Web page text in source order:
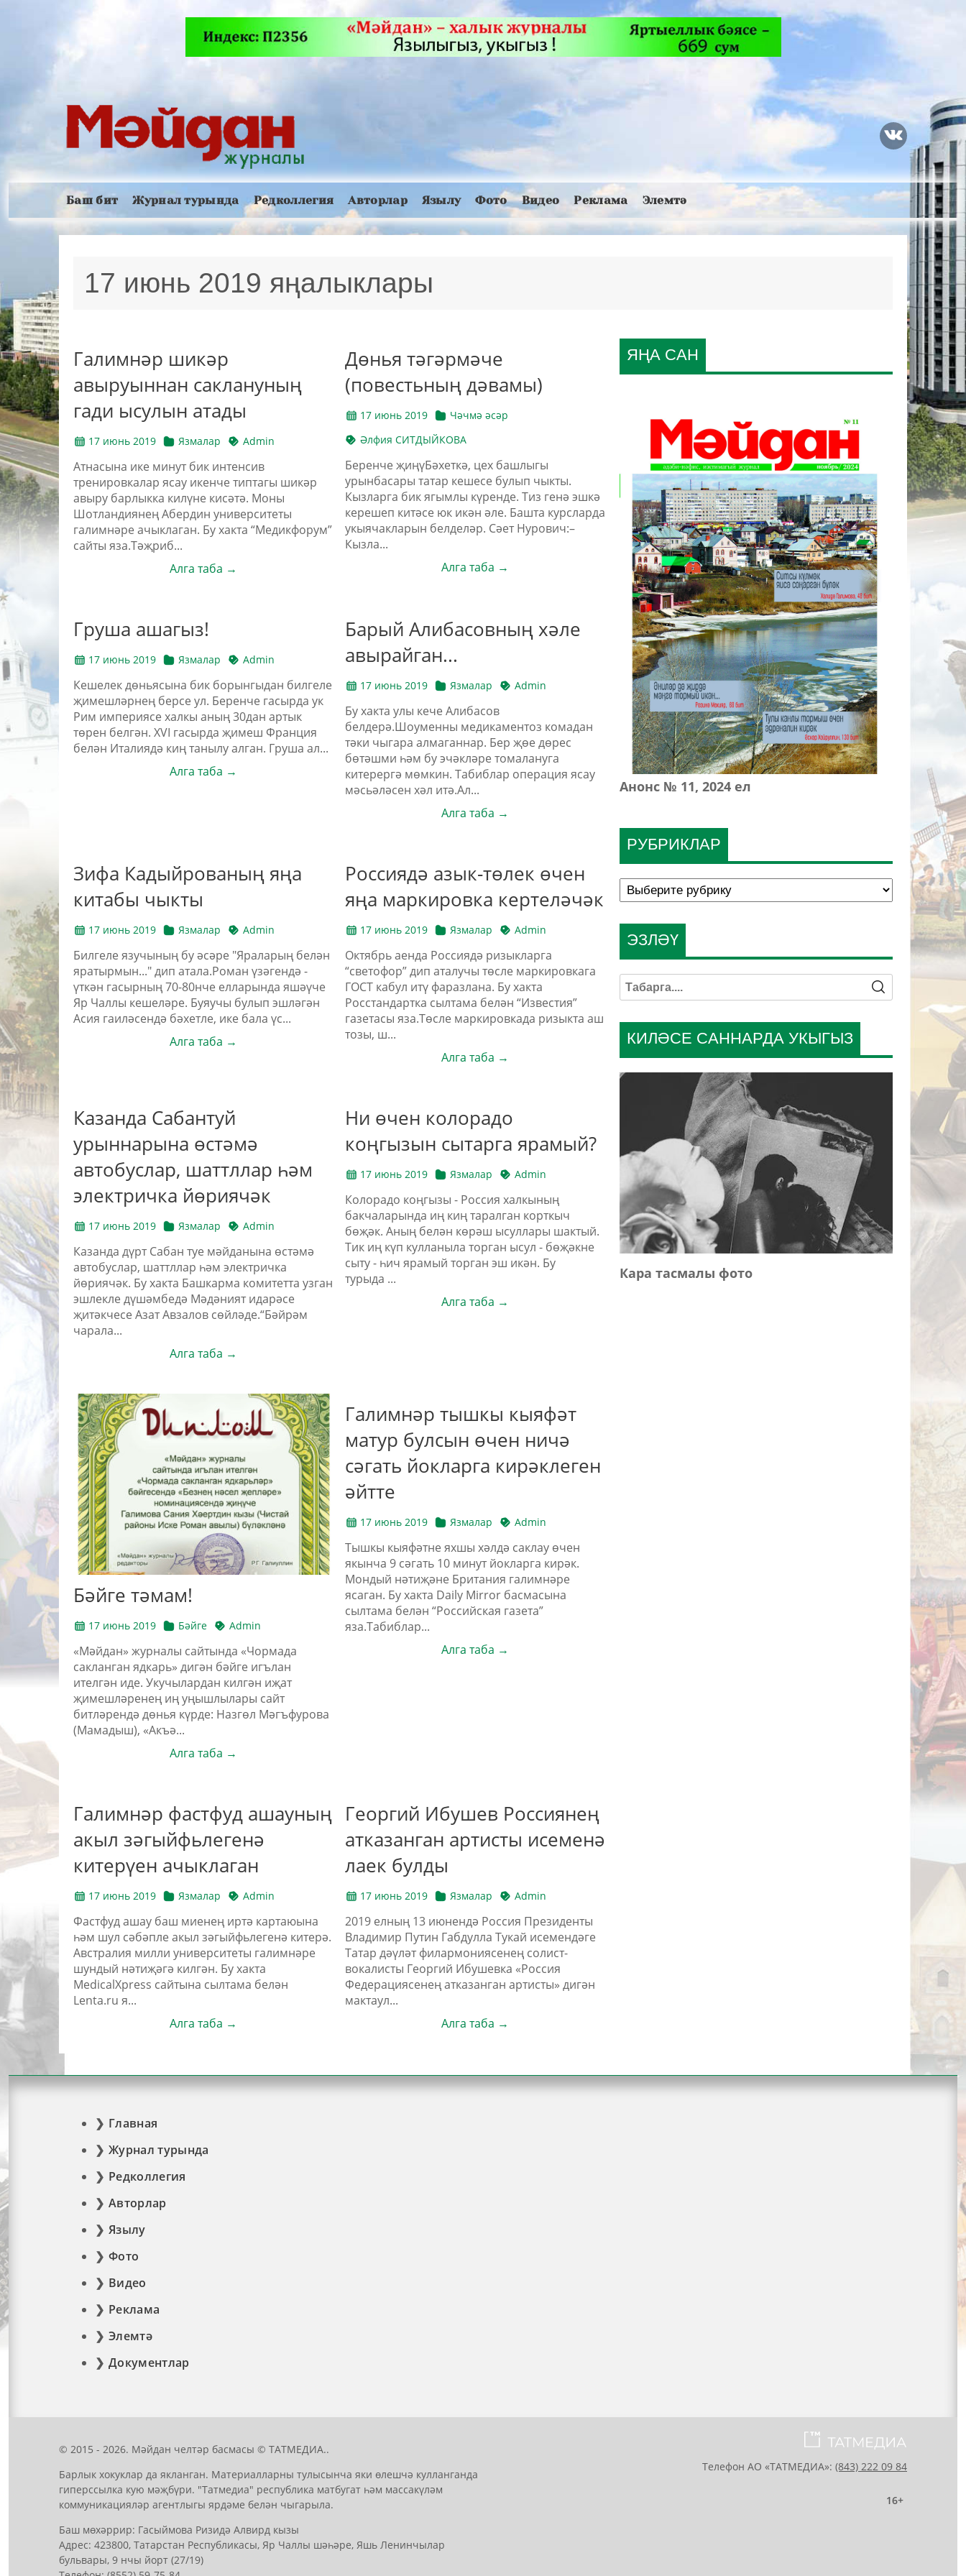
Баш бит Журнал турында Редколлегия Авторлар Язылу Фото Видео Реклама Элемтә
17 июнь 2019 яңалыклары
Галимнәр шикәр
авыруыннан саклануның
гади ысулын атады
17 июнь 2019 Язмалар Admin
Атнасына ике минут бик интенсив
тренировкалар ясау икенче типтагы шикәр
авыру барлыкка килүне кисәтә. Моны
Шотландиянең Абердин университеты
галимнәре ачыклаган. Бу хакта “Медикфорум”
сайты яза.Тәҗриб...
Алга таба →
Дөнья тәгәрмәче
(повестьның дәвамы)
17 июнь 2019
Чәчмә әсәр
Әлфия СИТДЫЙКОВА
Беренче җиңүБәхеткә, цех башлыгы
урынбасары татар кешесе булып чыкты.
Кызларга бик ягымлы күренде. Тиз генә эшкә
керешеп китәсе юк икән әле. Башта курсларда
укыячакларын белделәр. Сәет Нурович:–
Кызла...
Алга таба →
Груша ашагыз!
17 июнь 2019 Язмалар Admin
Кешелек дөньясына бик борынгыдан билгеле
җимешләрнең берсе ул. Беренче гасырда ук
Рим империясе халкы аның 30дан артык
төрен белгән. XVI гасырда җимеш Франция
белән Италиядә киң танылу алган. Груша ал...
Алга таба →
Барый Алибасовның хәле
авырайган...
17 июнь 2019 Язмалар Admin
Бу хакта улы кече Алибасов
белдерә.Шоуменны медикаментоз комадан
тәки чыгара алмаганнар. Бер җөе дөрес
бөтәшми һәм бу эчәкләре томалануга
китерергә мөмкин. Табиблар операция ясау
мәсьәләсен хәл итә.Ал...
Алга таба →
Зифа Кадыйрованың яңа
китабы чыкты
17 июнь 2019 Язмалар Admin
Билгеле язучының бу әсәре "Яраларың белән
яратырмын..." дип атала.Роман үзәгендә -
үткән гасырның 70-80нче елларында яшәүче
Яр Чаллы кешеләре. Буяучы булып эшләгән
Асия гаиләсендә бәхетле, ике бала үс...
Алга таба →
Россиядә азык-төлек өчен
яңа маркировка кертеләчәк
17 июнь 2019 Язмалар Admin
Октябрь аенда Россиядә ризыкларга
“светофор” дип аталучы төсле маркировкага
ГОСТ кабул итү фаразлана. Бу хакта
Росстандартка сылтама белән “Известия”
газетасы яза.Төсле маркировкада ризыкта аш
тозы, ш...
Алга таба →
Казанда Сабантуй
урыннарына өстәмә
автобуслар, шаттллар һәм
электричка йөриячәк
17 июнь 2019 Язмалар Admin
Казанда дүрт Сабан туе мәйданына өстәмә
автобуслар, шаттллар һәм электричка
йөриячәк. Бу хакта Башкарма комитетта узган
эшлекле дүшәмбедә Мәдәният идарәсе
җитәкчесе Азат Авзалов сөйләде.“Бәйрәм
чарала...
Алга таба →
Ни өчен колорадо
коңгызын сытарга ярамый?
17 июнь 2019 Язмалар Admin
Колорадо коңгызы - Россия халкының
бакчаларында иң киң таралган корткыч
бөҗәк. Аның белән көрәш ысуллары шактый.
Тик иң күп кулланыла торган ысул - бөҗәкне
сыту - һич ярамый торган эш икән. Бу
турыда ...
Алга таба →
Бәйге тәмам!
17 июнь 2019 Бәйге Admin
«Мәйдан» журналы сайтында «Чормада
сакланган ядкарь» дигән бәйге игълан
ителгән иде. Укучылардан килгән иҗат
җимешләренең иң уңышлылары сайт
битләрендә дөнья күрде: Назгөл Мәгъфурова
(Мамадыш), «Акъә...
Алга таба →
Галимнәр тышкы кыяфәт
матур булсын өчен ничә
сәгать йокларга кирәклеген
әйтте
17 июнь 2019 Язмалар Admin
Тышкы кыяфәтне яхшы хәлдә саклау өчен
якынча 9 сәгать 10 минут йокларга кирәк.
Мондый нәтиҗәне Британия галимнәре
ясаган. Бу хакта Daily Mirror басмасына
сылтама белән “Российская газета”
яза.Табиблар...
Алга таба →
Галимнәр фастфуд ашауның
акыл зәгыйфьлегенә
китерүен ачыклаган
17 июнь 2019 Язмалар Admin
Фастфуд ашау баш миенең иртә картаюына
һәм шул сәбәпле акыл зәгыйфьлегенә китерә.
Австралия милли университеты галимнәре
шундый нәтиҗәгә килгән. Бу хакта
MedicalXpress сайтына сылтама белән
Lenta.ru я...
Алга таба →
Георгий Ибушев Россиянең
атказанган артисты исеменә
лаек булды
17 июнь 2019 Язмалар Admin
2019 елның 13 июнендә Россия Президенты
Владимир Путин Габдулла Тукай исемендәге
Татар дәүләт филармониясенең солист-
вокалисты Георгий Ибушевка «Россия
Федерациясенең атказанган артисты» дигән
мактаул...
Алга таба →
РУБРИКЛАР
ЯҢА САН
Анонс № 11, 2024 ел
КИЛӘСЕ САННАРДА УКЫГЫЗ
Кара тасмалы фото
ЭЗЛӘҮ
Главная
Журнал турында
Редколлегия
Авторлар
Язылу
Фото
Видео
Реклама
Элемтә
Документлар
© 2015 - 2026. Мәйдан челтәр басмасы © ТАТМЕДИА..
Барлык хокуклар да якланган. Материалларны тулысынча яки өлешчә кулланганда
гиперссылка кую мәҗбүри. "Татмедиа" республика матбугат һәм массакүләм
коммуникацияләр агентлыгы ярдәме белән чыгарыла.
Баш мөхәррир: Гасыймова Ризидә Алвирд кызы
Адрес: 423800, Татарстан Республикасы, Яр Чаллы шәһәре, Яшь Ленинчылар
бульвары, 9 нчы йорт (27/19)
Телефон АО «ТАТМЕДИА»: (843) 222 09 84
16+